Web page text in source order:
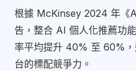
根據 McKinsey 2024 年《
告，整合 AI 個人化推薦功
率平均提升 40% 至 60%
台的標配競爭力。